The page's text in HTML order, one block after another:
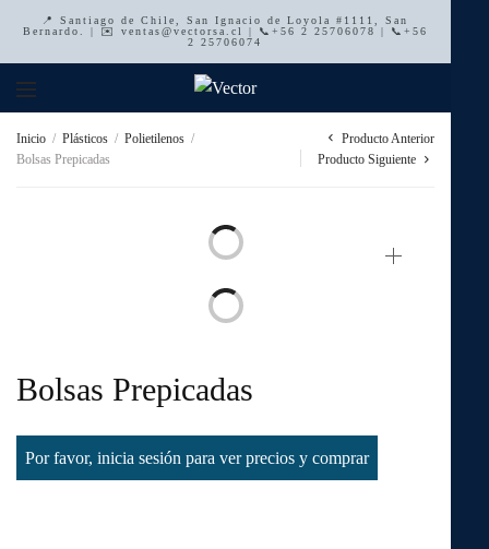
📍 Santiago de Chile, San Ignacio de Loyola #1111, San
Bernardo. | ✉️ ventas@vectorsa.cl | 📞+56 2 25706078 | 📞+56
2 25706074
Inicio / Plásticos / Polietilenos /
Bolsas Prepicadas
Producto Anterior
Producto Siguiente
Bolsas Prepicadas
Por favor, inicia sesión para ver precios y comprar